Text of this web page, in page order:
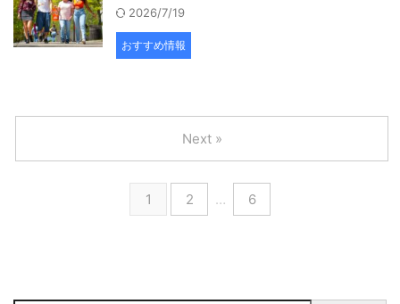
2026/7/19
おすすめ情報
1 2 … 6
Next »